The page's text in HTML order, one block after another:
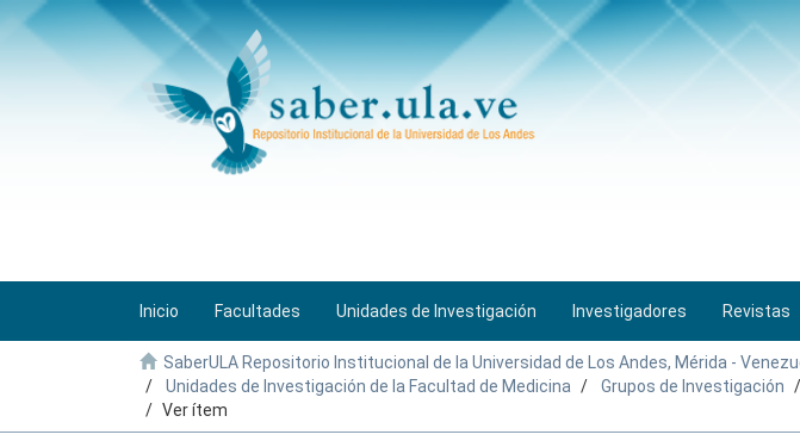
Inicio Facultades Unidades de Investigación Investigadores Revistas
SaberULA Repositorio Institucional de la Universidad de Los Andes, Mérida -
Unidades de Investigación de la Facultad de Medicina
Grupos de Investigación
Ver ítem